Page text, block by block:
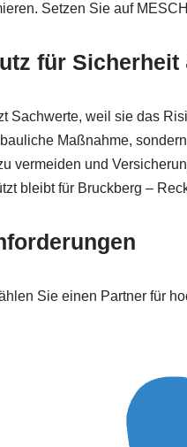
Setzen Sie auf
für Sicherheit
Sachwerte, weil sie das
Maßnahme,
vermeiden und
bleibt für Bruckberg –
Sie einen Partner für